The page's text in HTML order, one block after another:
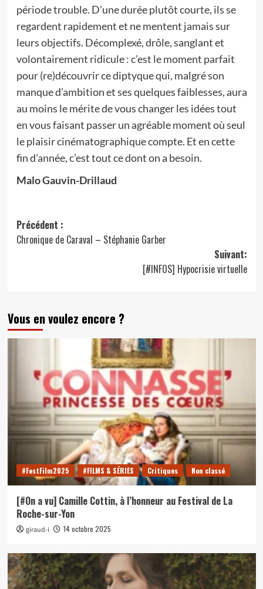
période trouble. D’une durée plutôt courte, ils se
regardent rapidement et ne mentent jamais sur
leurs objectifs. Décomplexé, drôle, sanglant et
volontairement ridicule : c’est le moment parfait
pour (re)découvrir ce diptyque qui, malgré son
manque d’ambition et ses quelques faiblesses, aura
au moins le mérite de vous changer les idées tout
en vous faisant passer un agréable moment où seul
le plaisir cinématographique compte. Et en cette
fin d’année, c’est tout ce dont on a besoin.
Malo Gauvin-Drillaud
Navigation
d’article
Précédent :
Chronique de Caraval – Stéphanie Garber
Suivant:
[#INFOS] Hypocrisie virtuelle
Vous en voulez encore ?
#FestFilm2025 #FILMS & SÉRIES Critiques Non classé
[#On a vu] Camille Cottin, à l’honneur au Festival de La
Roche-sur-Yon
giraud-i 14 octobre 2025